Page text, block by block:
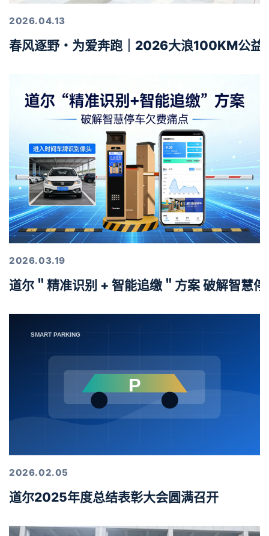
2026.04.13
春风逐野・为爱奔跑｜2026大浪100KM公益
2026.03.19
道尔＂精准识别 + 智能追缴＂方案 破解智慧
2026.02.05
道尔2025年度总结表彰大会圆满召开